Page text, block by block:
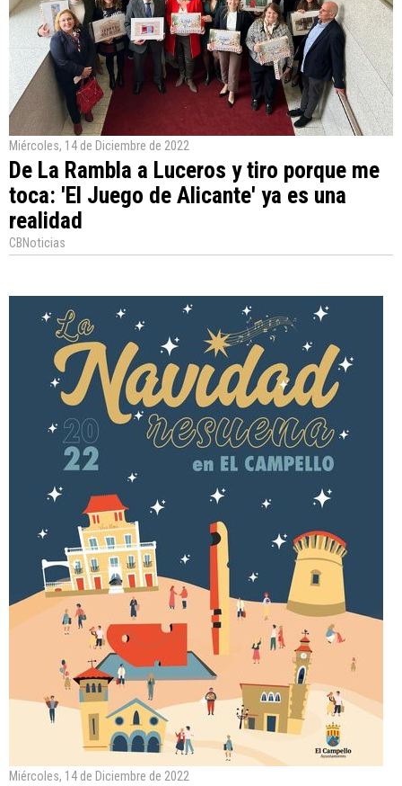
Miércoles, 14 de Diciembre de 2022
De La Rambla a Luceros y tiro porque me
toca: 'El Juego de Alicante' ya es una
realidad
CBNoticias
Miércoles, 14 de Diciembre de 2022